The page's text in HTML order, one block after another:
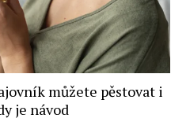
můžete pěstovat i
je návod